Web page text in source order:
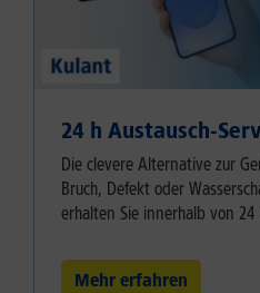
24 h Austausch-
Die clevere Alternative zur
Bruch, Defekt oder
erhalten Sie innerhalb von 24
Mehr erfahren